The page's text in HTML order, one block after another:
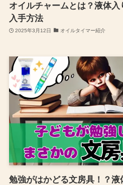
オイルチャームとは？液体
入手方法
2025年3月12日 オイルタイマー紹介
勉強がはかどる文房具！？